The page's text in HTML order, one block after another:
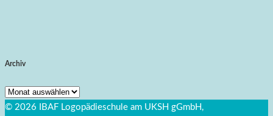
Archiv
Archiv
© 2026 IBAF Logopädieschule am UKSH gGmbH,